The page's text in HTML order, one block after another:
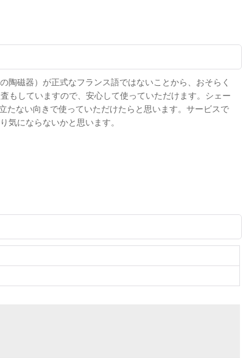
陶磁器）が正式なフランス語ではないことから、おそらく
もしていますので、安心して使っていただけます。シェー
たない向きで使っていただけたらと思います。サービスで
気にならないかと思います。